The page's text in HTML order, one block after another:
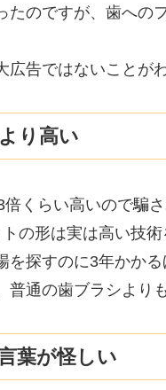
たのですが、歯への
広告ではないことが
り高い
くらい高いので騙
の形は実は高い技
を探すのに3年かか
普通の歯ブラシより
葉が怪しい